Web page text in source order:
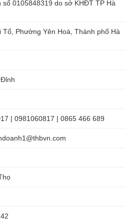
0105848319 do sở KHĐT TP Hà
Phường Yên Hoà, Thành phố Hà
| 0981060817 | 0865 466 689